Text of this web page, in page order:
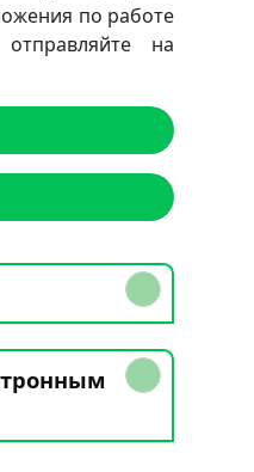
по работе
на